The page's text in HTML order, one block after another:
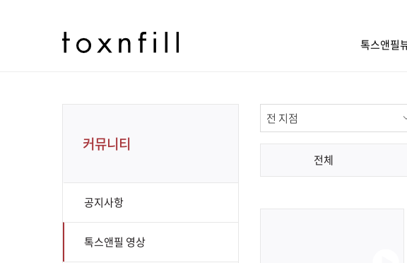
톡스앤필
커뮤니티
공지사항
톡스앤필 영상
전체